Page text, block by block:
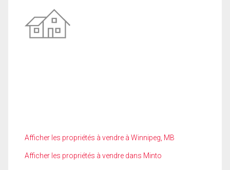
Afficher les propriétés à vendre à Winnipeg, MB
Afficher les propriétés à vendre dans Minto